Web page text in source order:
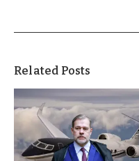
Related Posts